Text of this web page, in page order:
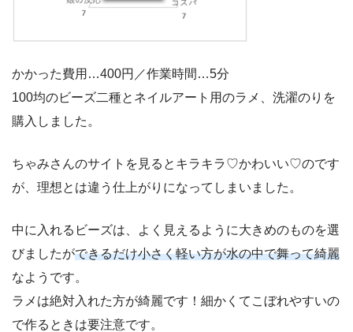
かかった費用…400円／作業時間…5分
100均のビーズ二種とネイルアート用のラメ、洗濯のりを
購入しました。
ちゃみさんのサイトを見るとキラキラ♡かわいい♡のです
が、理想とは違う仕上がりになってしまいました。
中に入れるビーズは、よく見えるように大きめのものを選
びましたができるだけ小さく軽い方が水の中で舞って綺麗
なようです。
ラメは絶対入れた方が綺麗です！細かくてこぼれやすいの
で作るときは要注意です。